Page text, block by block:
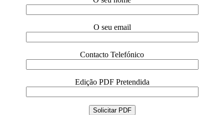
O seu email
Contacto Telefónico
Edição PDF Pretendida